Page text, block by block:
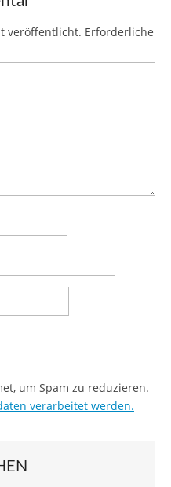
veröffentlicht. Erforderliche
um Spam zu reduzieren.
verarbeitet werden.